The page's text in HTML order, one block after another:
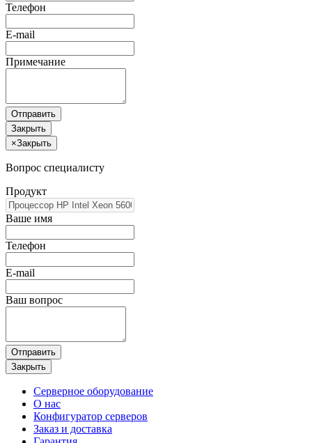
Телефон
E-mail
Примечание
Отправить
Закрыть
×Закрыть
Вопрос специалисту
Продукт
Ваше имя
Телефон
E-mail
Ваш вопрос
Отправить
Закрыть
Серверное оборудование
О нас
Конфигуратор серверов
Заказ и доставка